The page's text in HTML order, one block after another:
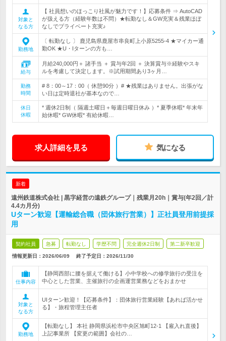
対象と
なる方
【 社員想いのほっこり社風が魅力です！】応募条件 ⇒ AutoCAD
が扱える方（経験年数は不問）★転勤なし＆GW充実＆残業ほぼ
なしでプライベート充実♪
勤務地
〔 転勤なし 〕 鹿児島県鹿屋市串良町上小原5255-4 ★マイカー通
勤OK ★U・Iターンの方も…
給与
月給240,000円＋ 諸手当 ＋ 賞与年2回 ＋ 決算賞与※経験やスキ
ルを考慮して決定します。※試用期間あり3ヶ月…
勤務
時間
# 8：00～17：00（ 休憩90分 ）# ★残業はありません。出張がな
い日は定時退社が基本なので…
休日
休暇
* 週休2日制（ 隔週土曜日＋毎週日曜日休み ）* 夏季休暇* 年末年
始休暇* GW休暇* 有給休暇…
求人詳細を見る 気になる
新着
遠州鉄道株式会社 | 黒字経営の遠鉄グループ｜残業月20h｜賞与(年2回／計
4.4カ月分)
Uターン歓迎【運輸総合職（団体旅行営業）】正社員登用前提採
用
契約社員 急募 転勤なし 学歴不問 完全週休2日制 第二新卒歓迎
情報更新日：2026/06/09 終了予定日： 2026/11/30
仕事内容
【静岡西部に腰を据えて働ける】小中学校への修学旅行の受注を
中心とした営業、主催旅行の企画運営業務などをおまかせ
対象と
なる方
UIターン歓迎！【応募条件】：団体旅行営業経験【あれば活かせ
る】・旅程管理主任者
勤務地
【転勤なし】 本社 静岡県浜松市中央区旭町12-1 【雇入れ直後】
上記事業所 【変更の範囲】会社の…